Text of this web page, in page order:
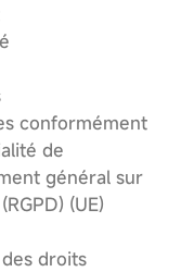
conformément
de
général sur
(UE)
droits